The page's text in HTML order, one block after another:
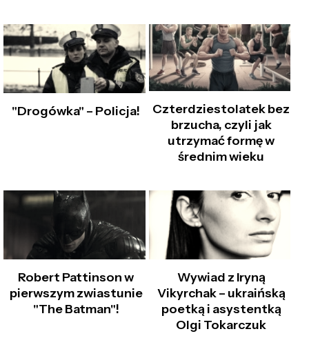
"Drogówka" – Policja!
Czterdziestolatek bez
brzucha, czyli jak
utrzymać formę w
średnim wieku
Robert Pattinson w
pierwszym zwiastunie
"The Batman"!
Wywiad z Iryną
Vikyrchak – ukraińską
poetką i asystentką
Olgi Tokarczuk